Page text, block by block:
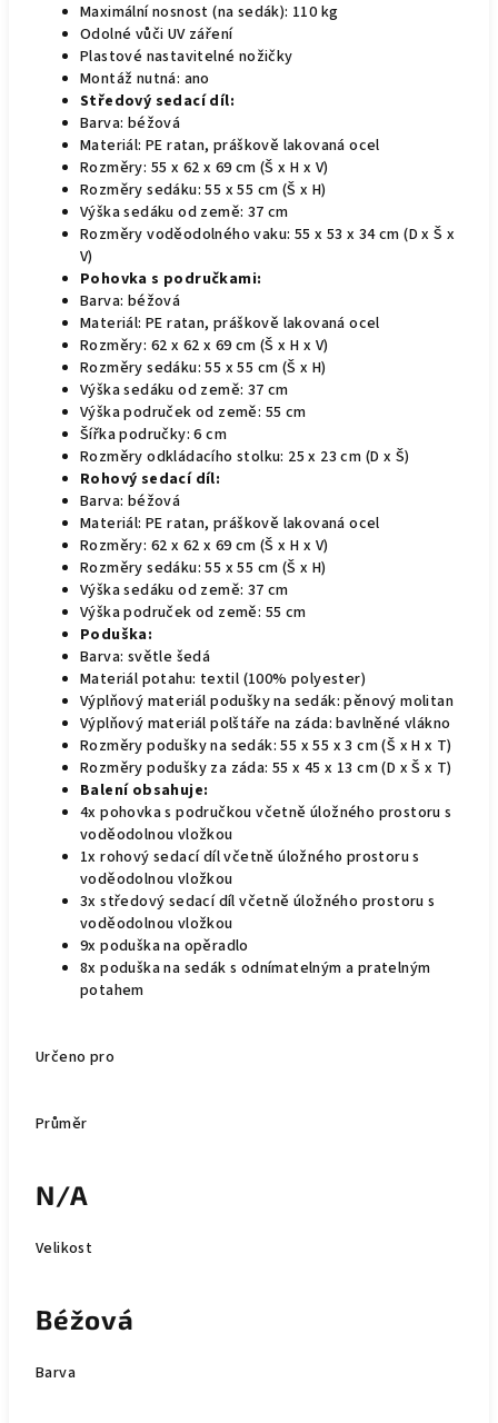
Maximální nosnost (na sedák): 110 kg
Odolné vůči UV záření
Plastové nastavitelné nožičky
Montáž nutná: ano
Středový sedací díl:
Barva: béžová
Materiál: PE ratan, práškově lakovaná ocel
Rozměry: 55 x 62 x 69 cm (Š x H x V)
Rozměry sedáku: 55 x 55 cm (Š x H)
Výška sedáku od země: 37 cm
Rozměry voděodolného vaku: 55 x 53 x 34 cm (D x Š x
V)
Pohovka s područkami:
Barva: béžová
Materiál: PE ratan, práškově lakovaná ocel
Rozměry: 62 x 62 x 69 cm (Š x H x V)
Rozměry sedáku: 55 x 55 cm (Š x H)
Výška sedáku od země: 37 cm
Výška područek od země: 55 cm
Šířka područky: 6 cm
Rozměry odkládacího stolku: 25 x 23 cm (D x Š)
Rohový sedací díl:
Barva: béžová
Materiál: PE ratan, práškově lakovaná ocel
Rozměry: 62 x 62 x 69 cm (Š x H x V)
Rozměry sedáku: 55 x 55 cm (Š x H)
Výška sedáku od země: 37 cm
Výška područek od země: 55 cm
Poduška:
Barva: světle šedá
Materiál potahu: textil (100% polyester)
Výplňový materiál podušky na sedák: pěnový molitan
Výplňový materiál polštáře na záda: bavlněné vlákno
Rozměry podušky na sedák: 55 x 55 x 3 cm (Š x H x T)
Rozměry podušky za záda: 55 x 45 x 13 cm (D x Š x T)
Balení obsahuje:
4x pohovka s područkou včetně úložného prostoru s
voděodolnou vložkou
1x rohový sedací díl včetně úložného prostoru s
voděodolnou vložkou
3x středový sedací díl včetně úložného prostoru s
voděodolnou vložkou
9x poduška na opěradlo
8x poduška na sedák s odnímatelným a pratelným
potahem
Určeno pro
Průměr
N/A
Velikost
Béžová
Barva